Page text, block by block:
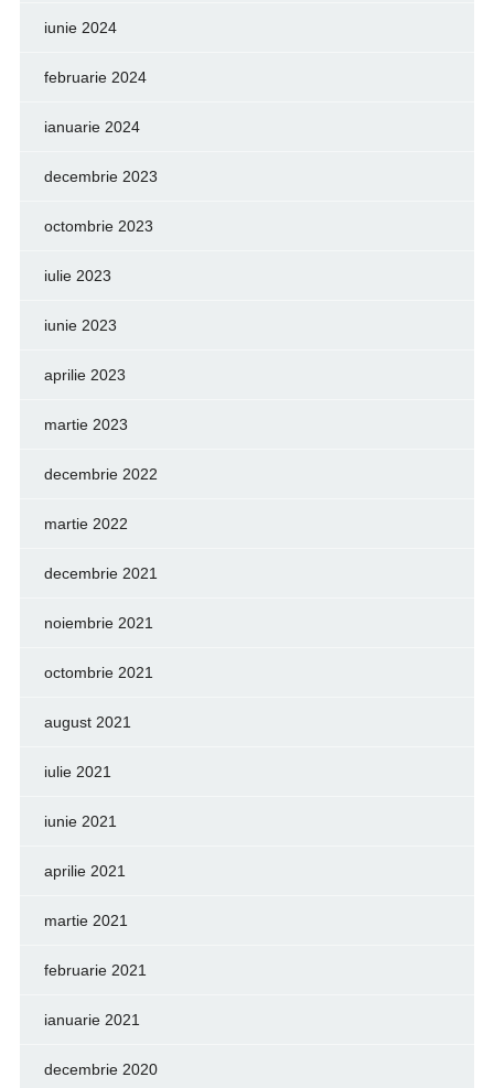
iunie 2024
februarie 2024
ianuarie 2024
decembrie 2023
octombrie 2023
iulie 2023
iunie 2023
aprilie 2023
martie 2023
decembrie 2022
martie 2022
decembrie 2021
noiembrie 2021
octombrie 2021
august 2021
iulie 2021
iunie 2021
aprilie 2021
martie 2021
februarie 2021
ianuarie 2021
decembrie 2020